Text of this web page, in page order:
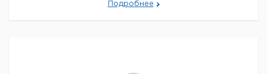
Подробнее